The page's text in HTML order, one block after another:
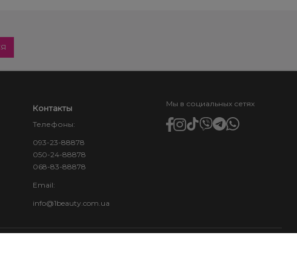
Контакты
Телефоны:
093-23-88878
050-24-88878
068-83-88878
Email:
info@1beauty.com.ua
Мы в социальных сетях